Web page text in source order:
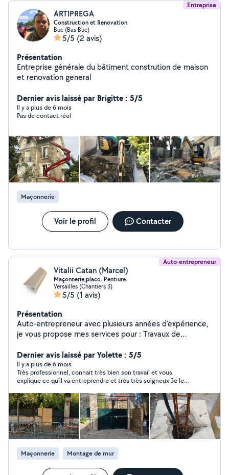
Entreprise
ARTIPREGA
Construction et Renovation
Buc (Bas Buc)
5/5 (2 avis)
Présentation
Entreprise générale du bâtiment constrution de maison
et renovation general
Dernier avis laissé par Brigitte : 5/5
Il y a plus de 6 mois
Pas de contact réel
Maçonnerie
Voir le profil Contacter
Auto-entrepreneur
Vitalii Catan (Marcel)
Maçonnerie,placo. Pentiure.
Versailles (Chantiers 3)
5/5 (1 avis)
Présentation
Auto-entrepreneur avec plusieurs années d'expérience,
je vous propose mes services pour : Travaux de
intérieures de qualité, Travaux de plâtrerie, Réalisation
et rénovation de façades. Je travaille avec sérieux,
rapidité et souci du détail afin de garantir un résultat
propre et durable. Devis gratuit prix compétitifs.
N'hésitez pas à me contacter pour vos projets !
Dernier avis laissé par Yolette : 5/5
Il y a plus de 6 mois
Très professionnel, connait très bien son travail et vous
explique ce qu'il va entreprendre et très très soigneux Je le
Maçonnerie Montage de mur